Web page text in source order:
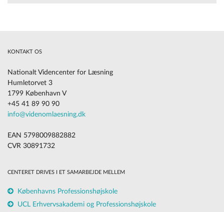
KONTAKT OS
Nationalt Videncenter for Læsning
Humletorvet 3
1799 København V
+45 41 89 90 90
info@videnomlaesning.dk
EAN 5798009882882
CVR 30891732
CENTERET DRIVES I ET SAMARBEJDE MELLEM
Københavns Professionshøjskole
UCL Erhvervsakademi og Professionshøjskole